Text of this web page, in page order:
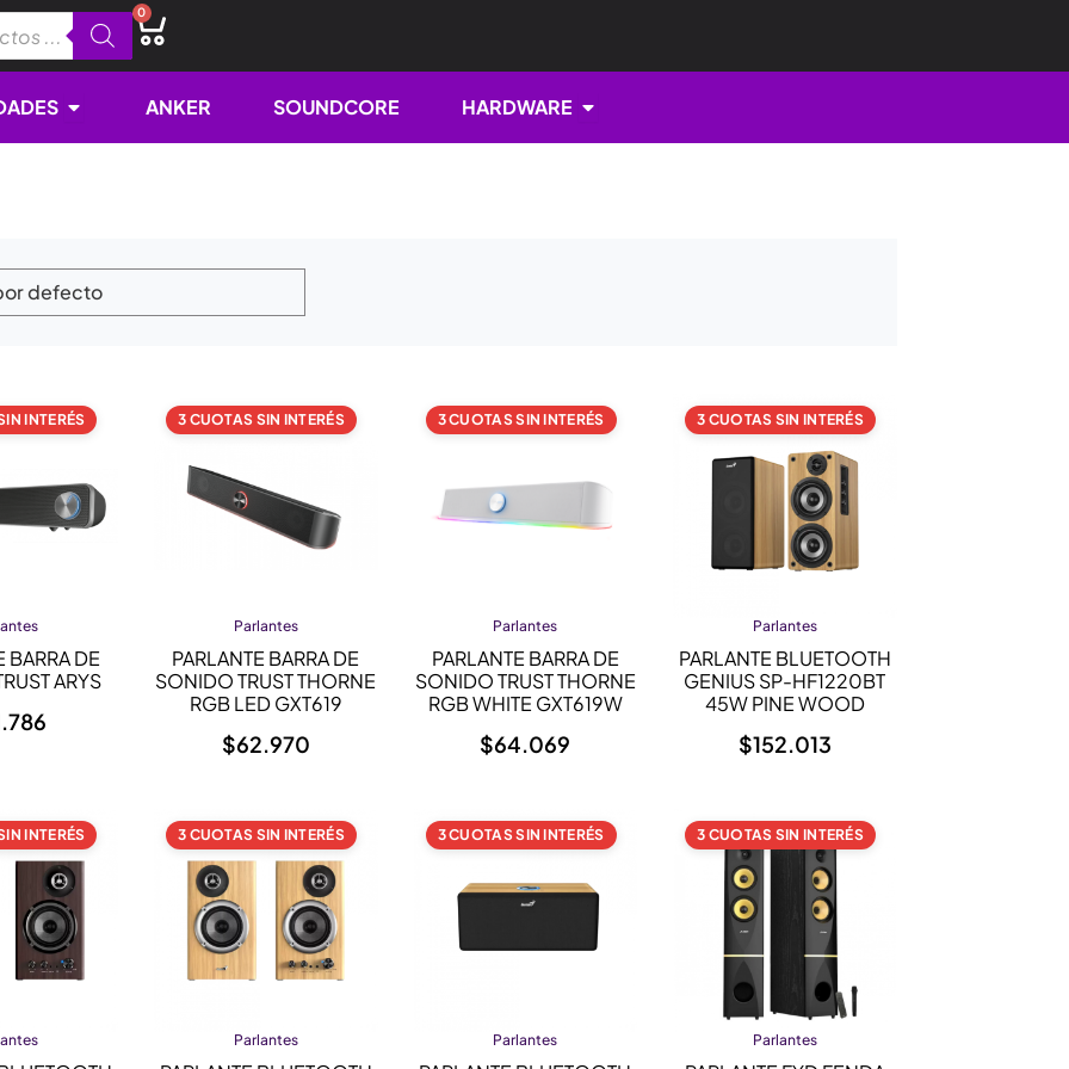
0
Cart
Open NOVEDADES
ANKER SOUNDCORE HARDWARE Open HARDWARE
INTERÉS
BARRA DE
ARYS
3 CUOTAS SIN INTERÉS
Parlantes
PARLANTE BARRA DE
SONIDO TRUST THORNE
RGB LED GXT619
$62.970
3 CUOTAS SIN INTERÉS
Parlantes
PARLANTE BARRA DE
SONIDO TRUST THORNE
RGB WHITE GXT619W
$64.069
3 CUOTAS SIN INTERÉS
Parlantes
PARLANTE BLUETOOTH
GENIUS SP-HF1220BT
45W PINE WOOD
$152.013
INTERÉS 3 CUOTAS SIN INTERÉS
Parlantes
3 CUOTAS SIN INTERÉS
Parlantes
3 CUOTAS SIN INTERÉS
Parlantes